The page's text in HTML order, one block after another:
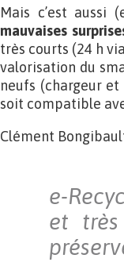
Mais c’est aussi
mauvaises
très courts (24 h
valorisation du
neufs (chargeur
soit compatible
Clément
e-
et